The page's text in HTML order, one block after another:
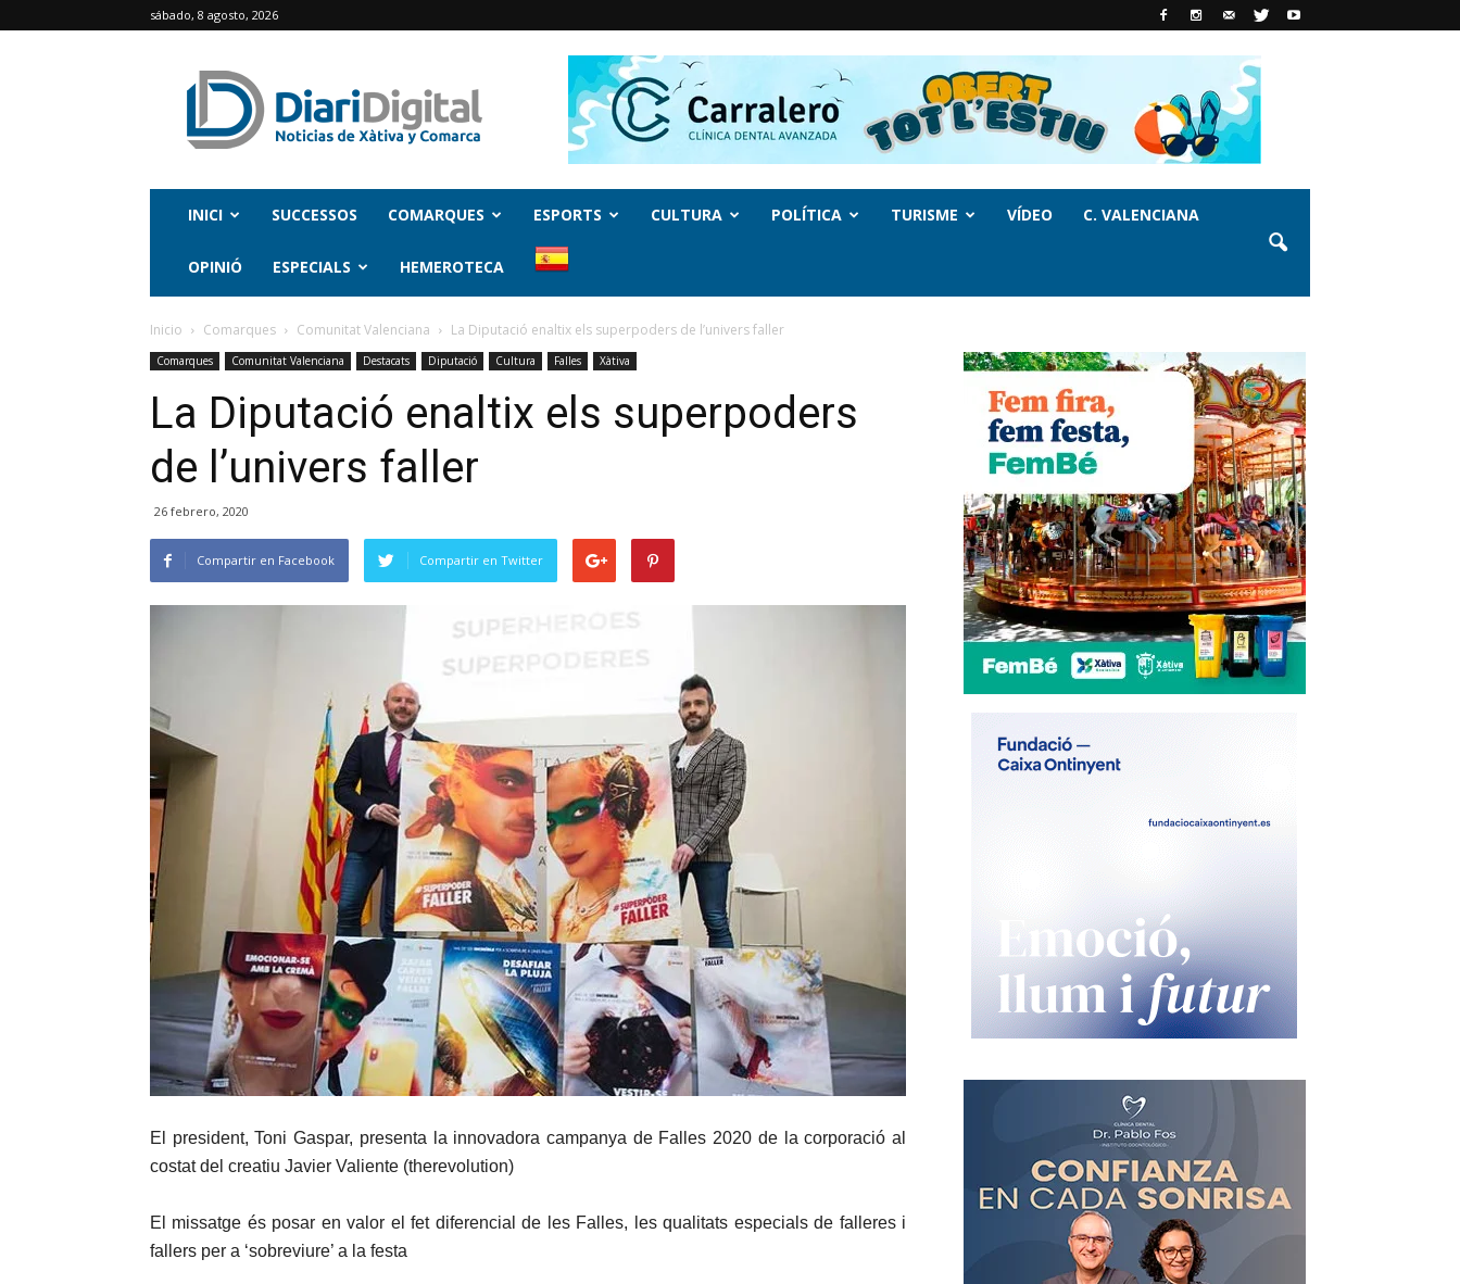
sábado, 8 agosto, 2026
INICI SUCCESSOS COMARQUES ESPORTS CULTURA POLÍTICA TURISME VÍDEO C. VALENCIANA
OPINIÓ ESPECIALS HEMEROTECA
Inicio Comarques Comunitat Valenciana La Diputació enaltix els superpoders de l’univers faller
Comarques Comunitat Valenciana Destacats Diputació Cultura Falles Xàtiva
La Diputació enaltix els superpoders
de l’univers faller
26 febrero, 2020
Compartir en Facebook Compartir en Twitter
El president, Toni Gaspar, presenta la innovadora campanya de Falles 2020 de la corporació al
costat del creatiu Javier Valiente (therevolution)
El missatge és posar en valor el fet diferencial de les Falles, les qualitats especials de falleres i
fallers per a ‘sobreviure’ a la festa